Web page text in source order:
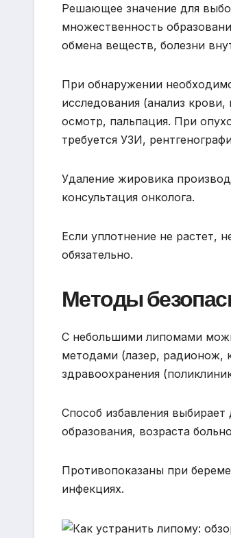
Решающее значение для
множественность
обмена веществ, болезни
При обнаружении
исследования (анализ
осмотр, пальпация. При
требуется УЗИ,
Удаление жировика
консультация онколога.
Если уплотнение не растет,
обязательно.
Методы
С небольшими липомами
методами (лазер, радионож,
здравоохранения
Способ избавления
образования, возраста
Противопоказаны при
инфекциях.